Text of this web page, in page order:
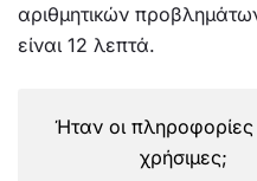
αριθμητικών
είναι 12 λεπτά.
Ήταν οι
χρήσιμες;